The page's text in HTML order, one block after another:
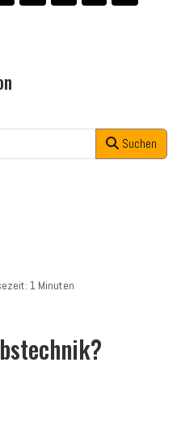
Suchen
1 Minuten